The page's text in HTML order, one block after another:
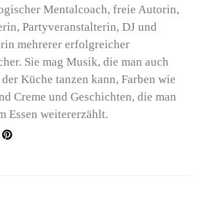
Mentalcoach, freie Autorin,
Partyveranstalterin, DJ und
mehrerer erfolgreicher
Sie mag Musik, die man auch
Küche tanzen kann, Farben wie
Creme und Geschichten, die man
Essen weitererzählt.